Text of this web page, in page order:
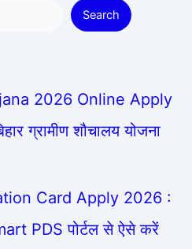
Search
2026 Online Apply
ग्रामीण शौचालय योजना
Card Apply 2026 :
PDS पोर्टल से ऐसे करें